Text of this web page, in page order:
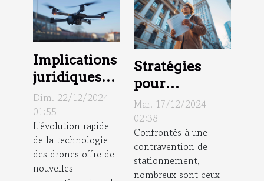
Implications
juridiques
de
l'utilisation
des drones
dans la
surveillance
Dim. 22/12/2024
01:55
L'évolution rapide
de la technologie
des drones offre de
nouvelles
Stratégies
pour
contester une
amende de
stationnement
: conseils
légaux
Mar. 17/12/2024
02:38
Confrontés à une
contravention de
stationnement,
nombreux sont ceux